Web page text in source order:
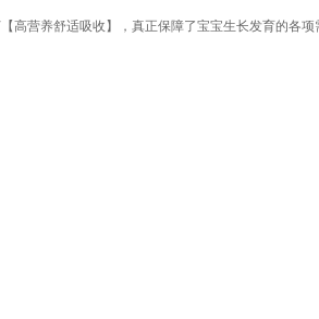
高营养舒适吸收】，真正保障了宝宝生长发育的各